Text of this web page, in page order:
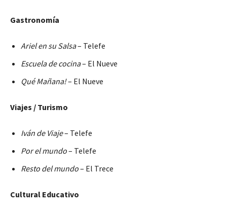
Gastronomía
Ariel en su Salsa– Telefe
Escuela de cocina– El Nueve
Qué Mañana!– El Nueve
Viajes / Turismo
Iván de Viaje– Telefe
Por el mundo– Telefe
Resto del mundo– El Trece
Cultural Educativo